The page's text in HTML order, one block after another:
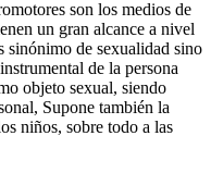
son los medios de
un gran alcance a nivel
sinónimo de sexualidad sino
de la persona
objeto sexual, siendo
Supone también la
niños, sobre todo a las